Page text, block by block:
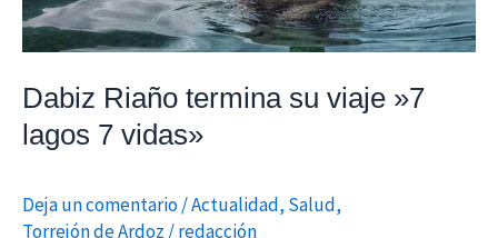
Dabiz Riaño termina su viaje »7
lagos 7 vidas»
Deja un comentario/Actualidad, Salud,
Torrejón de Ardoz /redacción
vidas»